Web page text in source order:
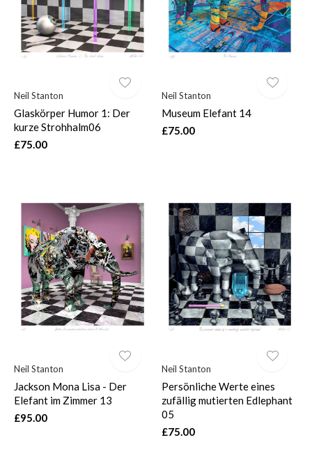
Neil Stanton
Glaskörper Humor 1: Der
kurze Strohhalm06
£75.00
Neil Stanton
Museum Elefant 14
£75.00
Neil Stanton
Jackson Mona Lisa - Der
Elefant im Zimmer 13
£95.00
Neil Stanton
Persönliche Werte eines
zufällig mutierten Edlephant
05
£75.00